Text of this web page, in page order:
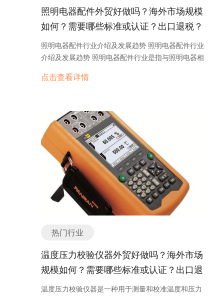
湿、修复肌肤，延缓皮肤老化等。 2. 彩妆品：彩妆
品主要用于修饰和装饰人体面部和身体的外貌，增加
眼影、眼线、睫毛膏、口红、唇彩等，可以改善肤
色、强调眼妆和嘴唇的颜色，塑造不同的妆容效果。
3. 美发产品：美发产品用于保养和美化头发，改善发
量和光泽，塑造各种发型。 4. 卫生用品：卫生用品
主要用于个人卫生和身体清洁，保持身体健康和干
净。卫生用品包括沐浴露、洗手液、洗面奶、牙膏、
牙刷、卫生巾、湿巾等，可以清洁皮肤、口腔和私密
部位，预防疾病和细菌感染。 5. 香水：香水是一种
用于增加气味和提升个人魅力的产品。香水根据香调
的不同可以分为花香调、果香调、木香调等，可以让
人散发出不同的香气，给人带来愉悦的感觉。 除了以
上几个主要分类外，化妆品还可以根据成分、功效、
适用人群等进行更细分的分类。不同的化妆品种类适
用于不同的需求和肤质，选择适合自己的化妆品是保
联系我们。 化妆品外贸形势如何？ 这是很多人关心
的问题。毫无疑问，化妆品行业一直以来都是一个充
美容和护肤的需求不断增长，化妆品出口市场仍然具
的美容解决方案。再次是电子商务的兴起。电子商务
平台的发展为美容仪器行业提供了更广阔的销售渠
道，使得更多的用户可以方便地购买到心仪的产品。
未来，美容仪器行业有望继续保持快速增长的趋势。
随着科技的不断创新，美容仪器的功能将更加多样化
人们对健康和环保的关注度提高，美容仪器行业也将
为未来的发展趋势，用户可以通过手机或其他智能设
备控制和使用美容仪器，提升使用体验。 总之，美容
仪器行业在满足人们对美容需求的同时，也为美容行
业的发展注入了新的活力。随着科技的不断进步和消
费者需求的不断变化，美容仪器行业有望迎来更加广
阔的发展空间。 美容仪器的产品主要分类或种类有以
下几种： 1. 清洁类美容仪器：这类仪器主要用于深
层清洁皮肤，去除黑头、粉刺等问题。常见的清洁类
美容仪器包括洁面仪、毛孔清洁仪等。 2. 美容导入
肤的滋养成分。常见的美容导入仪器包括导入仪、电
技术，通过加热皮肤深层组织，促进胶原蛋白的生
成，达到紧致肌肤的效果。常见的美容射频仪器包括
器主要利用激光技术，对皮肤进行去斑、去痘、祛纹
照明电器配件外贸好做吗？海外市场规模
如何？需要哪些标准或认证？出口退税？
如何找分销商或客户？
照明电器配件行业介绍及发展趋势 照明电器配件行业
介绍及发展趋势 照明电器配件行业是指与照明电器相
灯泡、灯管、灯座、灯罩、电源驱动器、开关、插座
技术的发展，照明电器配件行业也得到了快速的发
展。LED照明具有能效高、寿命长、色彩丰富等优
点，因此在家庭、商业和工业领域得到了广泛应用。
LED照明的普及推动了照明电器配件的需求增长。 另
外，随着智能家居的兴起，照明电器配件也逐渐趋向
智能化。智能照明系统可以通过手机或其他智能设备
进行控制，实现灯光的开关、亮度调节、色彩变换等
功能。智能化的照明电器配件具有更高的便利性和个
性化的体验，因此受到了消费者的青睐。 在照明电器
向。随着全球对能源消耗和环境污染的关注，照明电
器配件的节能性能要求越来越高。节能型灯泡、高效
电源驱动器等产品受到了市场的青睐。 此外，照明电
器配件行业还面临着市场竞争激烈的挑战。随着行业
的发展，越来越多的企业涌入市场，竞争日益激烈。
点击查看详情
热门行业
温度压力校验仪器外贸好做吗？海外市场
规模如何？需要哪些标准或认证？出口退
税？如何找分销商或客户？
温度压力校验仪器是一种用于测量和校准温度和压力